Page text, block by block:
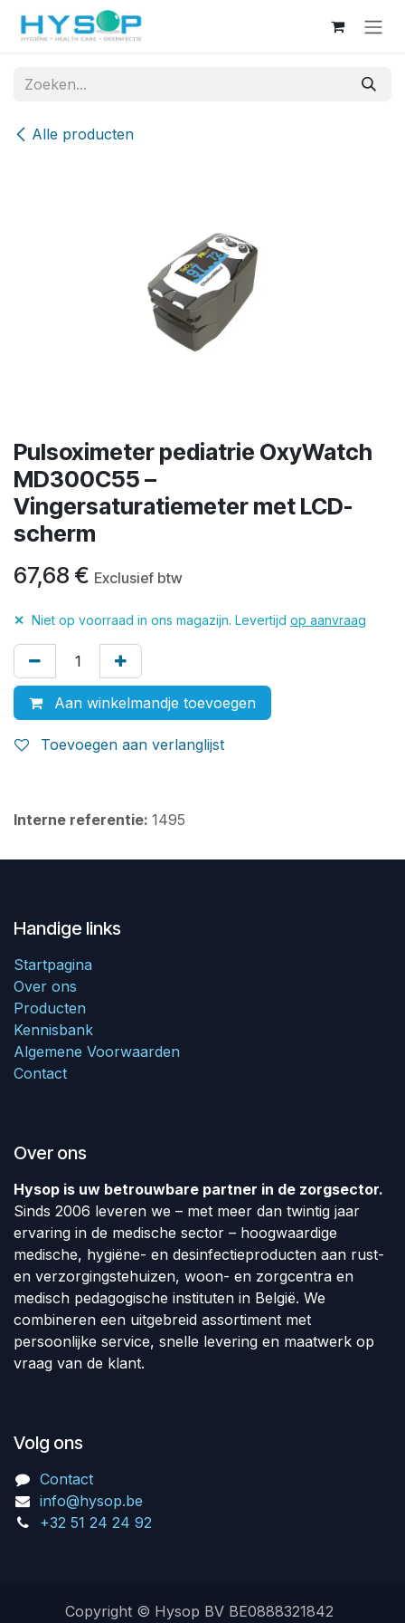
Overslaan naar inhoud
Alle producten
Pulsoximeter pediatrie OxyWatch
MD300C55 –
Vingersaturatiemeter met LCD-
scherm
67,68 € Exclusief btw
✕ Niet op voorraad in ons magazijn. Levertijd op aanvraag
Aan winkelmandje toevoegen
Toevoegen aan verlanglijst
Interne referentie: 1495
Handige links
Startpagina
Over ons
Producten
Kennisbank
Algemene Voorwaarden
Contact
Over ons
Hysop is uw betrouwbare partner in de zorgsector.
Sinds 2006 leveren we – met meer dan twintig jaar
ervaring in de medische sector – hoogwaardige
medische, hygiëne- en desinfectieproducten aan rust-
en verzorgingstehuizen, woon- en zorgcentra en
medisch pedagogische instituten in België. We
combineren een uitgebreid assortiment met
persoonlijke service, snelle levering en maatwerk op
vraag van de klant.
Volg ons
Contact
info@hysop.be
+32 51 24 24 92
Copyright © Hysop BV BE0888321842